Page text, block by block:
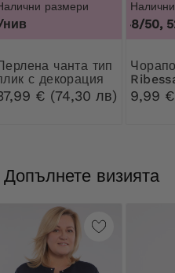
размери
тип
с декорация
€ (74,30 лв)
44/46, 48/50,
Чорапогащник
9,99
Допълнете визията